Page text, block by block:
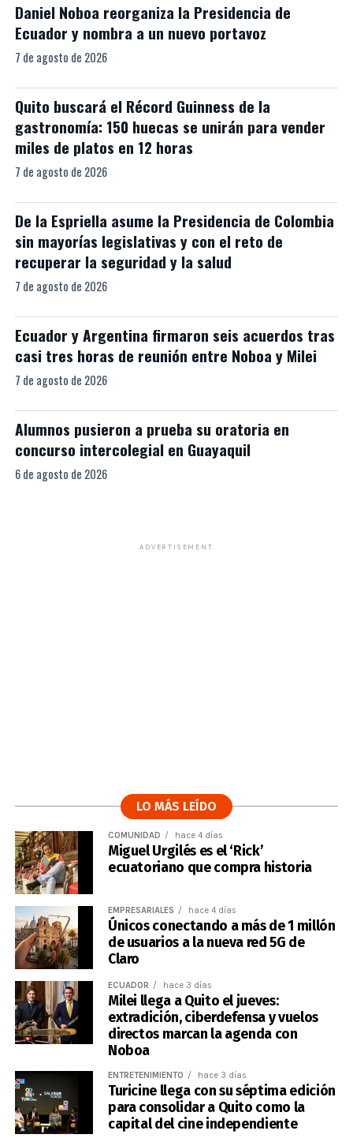
Daniel Noboa reorganiza la Presidencia de
Ecuador y nombra a un nuevo portavoz
7 de agosto de 2026
Quito buscará el Récord Guinness de la
gastronomía: 150 huecas se unirán para vender
miles de platos en 12 horas
7 de agosto de 2026
De la Espriella asume la Presidencia de Colombia
sin mayorías legislativas y con el reto de
recuperar la seguridad y la salud
7 de agosto de 2026
Ecuador y Argentina firmaron seis acuerdos tras
casi tres horas de reunión entre Noboa y Milei
7 de agosto de 2026
Alumnos pusieron a prueba su oratoria en
concurso intercolegial en Guayaquil
6 de agosto de 2026
ADVERTISEMENT
LO MÁS LEÍDO
COMUNIDAD hace 4 días
Miguel Urgilés es el ‘Rick’
ecuatoriano que compra historia
EMPRESARIALES hace 4 días
Únicos conectando a más de 1 millón
de usuarios a la nueva red 5G de
Claro
ECUADOR hace 3 días
Milei llega a Quito el jueves:
extradición, ciberdefensa y vuelos
directos marcan la agenda con
Noboa
ENTRETENIMIENTO hace 3 días
Turicine llega con su séptima edición
para consolidar a Quito como la
capital del cine independiente